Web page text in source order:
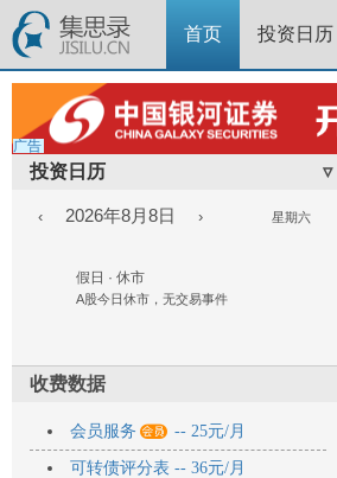
首页 投资日历
广告
投资日历 ▿
‹ 2026年8月8日 › 星期六
假日 · 休市
A股今日休市，无交易事件
收费数据
会员服务  -- 25元/月
可转债评分表 -- 36元/月